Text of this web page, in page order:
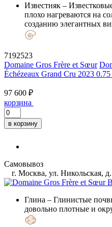
Известняк –
плохо нагреваются на
созданию элегантных
7192523
Domaine Gros Frère et Sœur
Échézeaux Grand Cru 2023 0.75
97 600 ₽
корзина
в корзину
Самовывоз
г. Москва, ул. Никольская,
Глина – Глинистые
довольно плотные и